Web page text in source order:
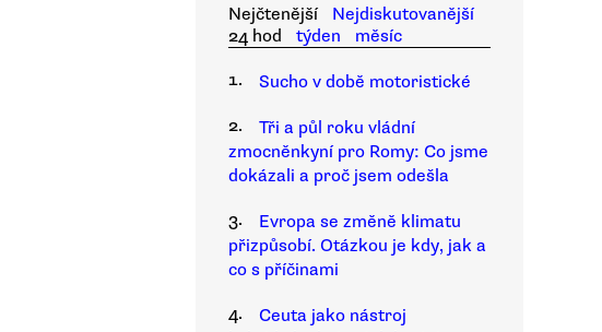
Nejčtenější
Nejdiskutovanější
24 hod
týden
měsíc
1.
Sucho v době motoristické
2.
Tři a půl roku vládní
zmocněnkyní pro Romy: Co jsme
dokázali a proč jsem odešla
3.
Evropa se změně klimatu
přizpůsobí. Otázkou je kdy, jak a
co s příčinami
4.
Ceuta jako nástroj